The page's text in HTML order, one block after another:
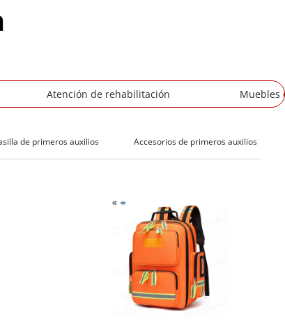
Atención de rehabilitación Muebles
de primeros auxilios Accesorios de primeros auxilios